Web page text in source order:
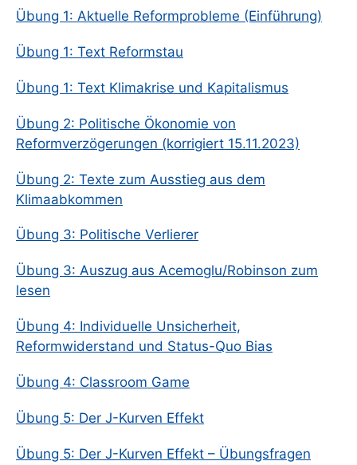
Übung 1: Aktuelle Reformprobleme (Einführung)
Übung 1: Text Reformstau
Übung 1: Text Klimakrise und Kapitalismus
Übung 2: Politische Ökonomie von
Reformverzögerungen (korrigiert 15.11.2023)
Übung 2: Texte zum Ausstieg aus dem
Klimaabkommen
Übung 3: Politische Verlierer
Übung 3: Auszug aus Acemoglu/Robinson zum
lesen
Übung 4: Individuelle Unsicherheit,
Reformwiderstand und Status-Quo Bias
Übung 4: Classroom Game
Übung 5: Der J-Kurven Effekt
Übung 5: Der J-Kurven Effekt – Übungsfragen